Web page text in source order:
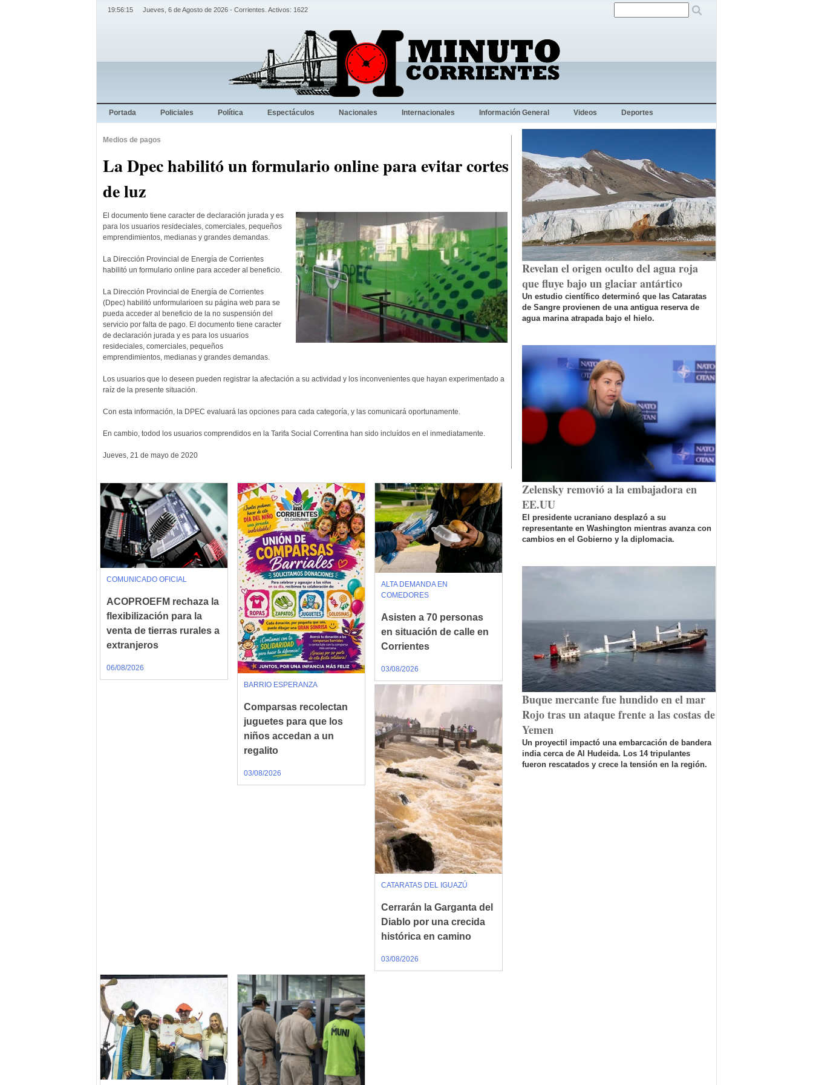
19:56:15 Jueves, 6 de Agosto de 2026 - Corrientes. Activos: 1622
Portada Policiales Política Espectáculos Nacionales Internacionales Información General Videos Deportes
Medios de pagos
La Dpec habilitó un formulario online para evitar cortes
de luz
El documento tiene caracter de declaración jurada y es
para los usuarios resideciales, comerciales, pequeños
emprendimientos, medianas y grandes demandas.
La Dirección Provincial de Energía de Corrientes
habilitó un formulario online para acceder al beneficio.
La Dirección Provincial de Energía de Corrientes
(Dpec) habilitó unformularioen su página web para se
pueda acceder al beneficio de la no suspensión del
servicio por falta de pago. El documento tiene caracter
de declaración jurada y es para los usuarios
resideciales, comerciales, pequeños
emprendimientos, medianas y grandes demandas.
Los usuarios que lo deseen pueden registrar la afectación a su actividad y los inconvenientes que hayan experimentado a
raíz de la presente situación.
Con esta información, la DPEC evaluará las opciones para cada categoría, y las comunicará oportunamente.
En cambio, todod los usuarios comprendidos en la Tarifa Social Correntina han sido incluídos en el inmediatamente.
Jueves, 21 de mayo de 2020
COMUNICADO OFICIAL
ACOPROEFM rechaza la
flexibilización para la
venta de tierras rurales a
extranjeros
06/08/2026
BARRIO ESPERANZA
Comparsas recolectan
juguetes para que los
niños accedan a un
regalito
03/08/2026
ALTA DEMANDA EN
COMEDORES
Asisten a 70 personas
en situación de calle en
Corrientes
03/08/2026
CATARATAS DEL IGUAZÚ
Cerrarán la Garganta del
Diablo por una crecida
histórica en camino
03/08/2026
Revelan el origen oculto del agua roja
que fluye bajo un glaciar antártico
Un estudio científico determinó que las Cataratas
de Sangre provienen de una antigua reserva de
agua marina atrapada bajo el hielo.
Zelensky removió a la embajadora en
EE.UU
El presidente ucraniano desplazó a su
representante en Washington mientras avanza con
cambios en el Gobierno y la diplomacia.
Buque mercante fue hundido en el mar
Rojo tras un ataque frente a las costas de
Yemen
Un proyectil impactó una embarcación de bandera
india cerca de Al Hudeida. Los 14 tripulantes
fueron rescatados y crece la tensión en la región.